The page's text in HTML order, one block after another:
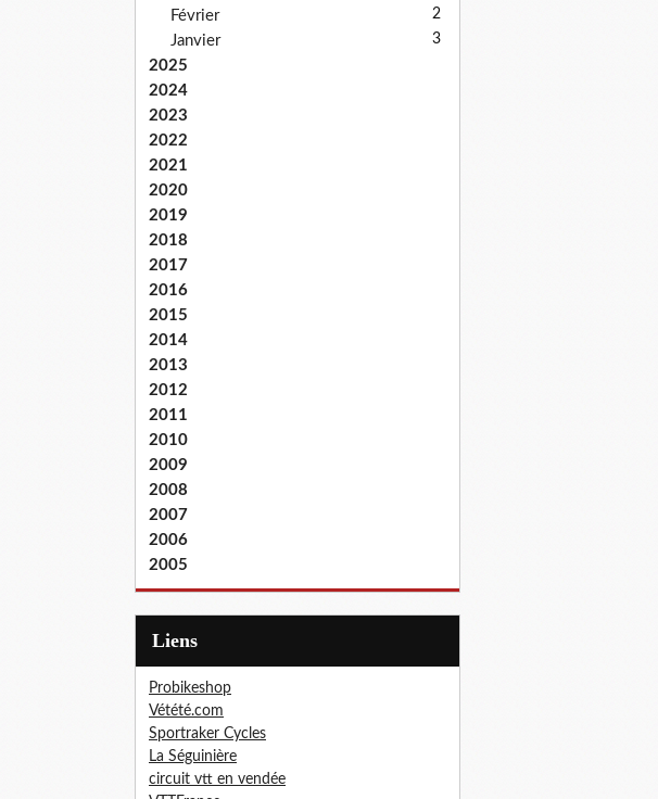
Février 2
Janvier 3
2025
2024
2023
2022
2021
2020
2019
2018
2017
2016
2015
2014
2013
2012
2011
2010
2009
2008
2007
2006
2005
Liens
Probikeshop
Vétété.com
Sportraker Cycles
La Séguinière
circuit vtt en vendée